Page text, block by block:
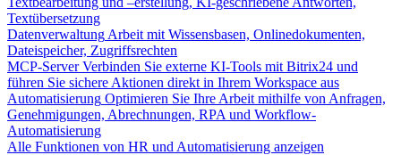
Textübersetzung
Datenverwaltung Arbeit mit Wissensbasen, Onlinedokumenten,
Dateispeicher, Zugriffsrechten
MCP-Server Verbinden Sie externe KI-Tools mit Bitrix24 und
führen Sie sichere Aktionen direkt in Ihrem Workspace aus
Automatisierung Optimieren Sie Ihre Arbeit mithilfe von Anfragen,
Genehmigungen, Abrechnungen, RPA und Workflow-
Automatisierung
Alle Funktionen von HR und Automatisierung anzeigen